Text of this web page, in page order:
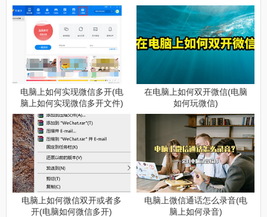
电脑上如何实现微信多开(电
脑上如何实现微信多开文件)
在电脑上如何双开微信(电脑
如何玩微信)
电脑上如何微信双开或者多
开(电脑如何微信多开)
电脑上微信通话怎么录音(电
脑上如何录音)